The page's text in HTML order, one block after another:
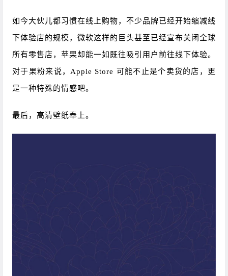
如今大伙儿都习惯在线上购物，不少品牌已经开始缩减线
下体验店的规模，微软这样的巨头甚至已经宣布关闭全球
所有零售店，苹果却能一如既往吸引用户前往线下体验。
对于果粉来说，Apple Store 可能不止是个卖货的店，更
是一种特殊的情感吧。
最后，高清壁纸奉上。